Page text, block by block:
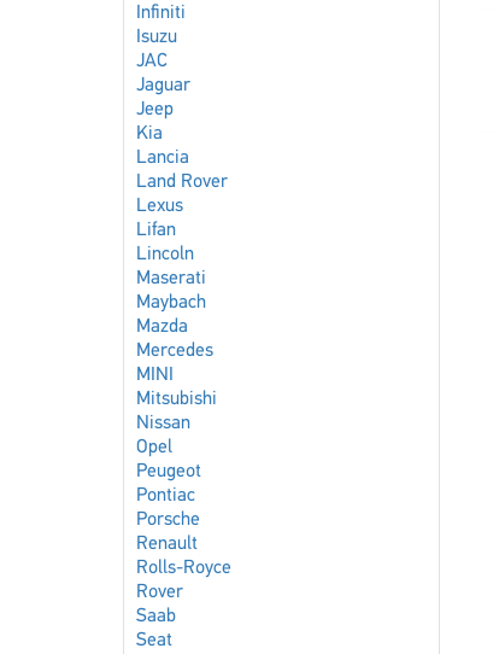
Infiniti
Isuzu
JAC
Jaguar
Jeep
Kia
Lancia
Land Rover
Lexus
Lifan
Lincoln
Maserati
Maybach
Mazda
Mercedes
MINI
Mitsubishi
Nissan
Opel
Peugeot
Pontiac
Porsche
Renault
Rolls-Royce
Rover
Saab
Seat